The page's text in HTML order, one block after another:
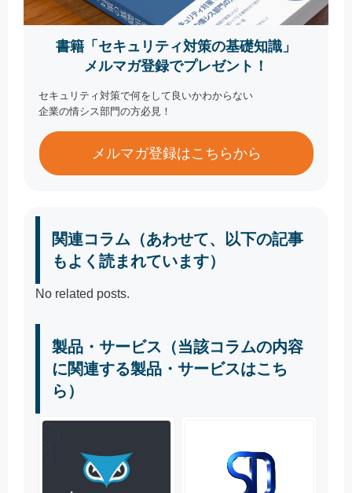
書籍「セキュリティ対策の基礎知識」
メルマガ登録でプレゼント！
セキュリティ対策で何をして良いかわからない
企業の情シス部門の方必見！
メルマガ登録はこちらから
関連コラム（あわせて、以下の記事
もよく読まれています）
No related posts.
製品・サービス（当該コラムの内容
に関連する製品・サービスはこち
ら）